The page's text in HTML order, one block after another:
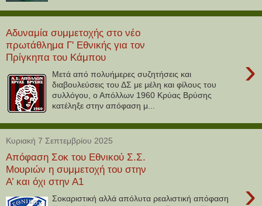
Αδυναμία συμμετοχής στο νέο
πρωτάθλημα Γ' Εθνικής για τον
Πρίγκηπα του Κάμπου
›
Μετά από πολυήμερες συζητήσεις και
διαβουλεύσεις του ΔΣ με μέλη και φίλους του
συλλόγου, ο Απόλλων 1960 Κρύας Βρύσης
κατέληξε στην απόφαση μ...
Κυριακή 7 Σεπτεμβρίου 2025
Απόφαση Σοκ του Εθνικού Σ.Σ.
Μουριών η συμμετοχή του στην
Α’ και όχι στην Α1
›
Σοκαριστική αλλά απόλυτα ρεαλιστική απόφαση